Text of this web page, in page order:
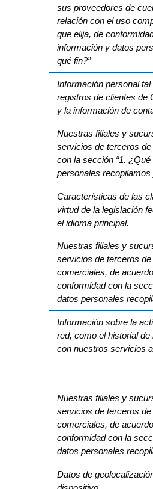
sus proveedores de
relación con el uso
que elija, de
información y datos
qué fin?”
Información personal
registros de clientes de
y la información de
Nuestras filiales y
servicios de terceros
con la sección “1.
personales recopilamos
Características de las
virtud de la legislación
el idioma principal.
Nuestras filiales y
servicios de terceros
comerciales, de
conformidad con la
datos personales
Información sobre la
red, como el historial
con nuestros servicios
Nuestras filiales y
servicios de terceros
comerciales, de
conformidad con la
datos personales
Datos de